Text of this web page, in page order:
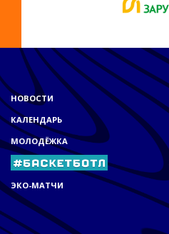
НОВОСТИ
КАЛЕНДАРЬ
МОЛОДЁЖКА
ЭКО-МАТЧИ